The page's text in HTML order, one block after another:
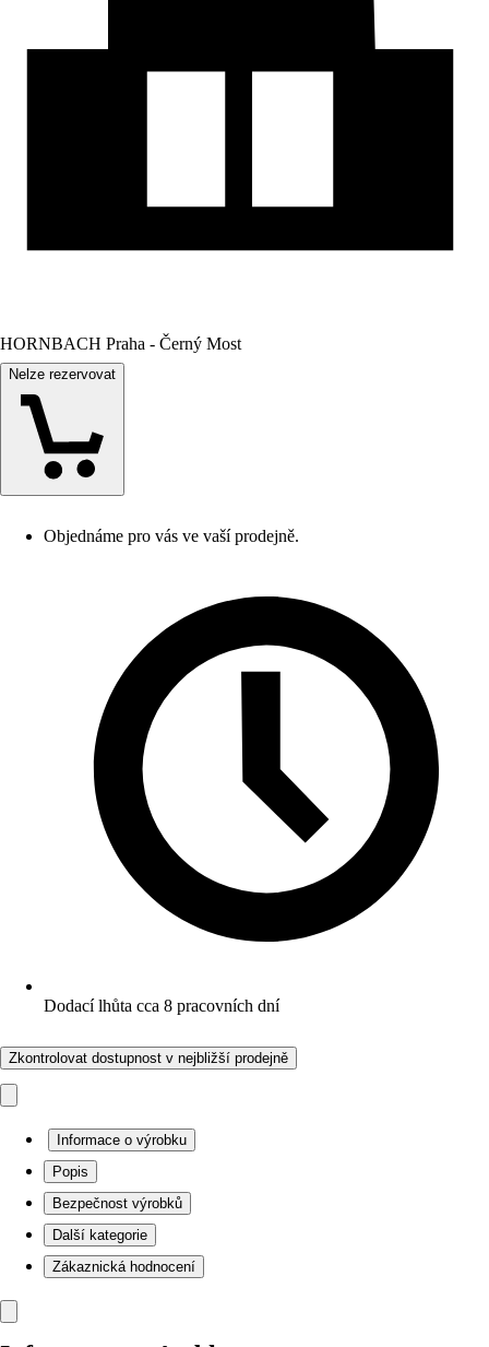
HORNBACH Praha - Černý Most
Nelze rezervovat
Objednáme pro vás ve vaší prodejně.
Dodací lhůta cca 8 pracovních dní
Zkontrolovat dostupnost v nejbližší prodejně
Informace o výrobku
Popis
Bezpečnost výrobků
Další kategorie
Zákaznická hodnocení